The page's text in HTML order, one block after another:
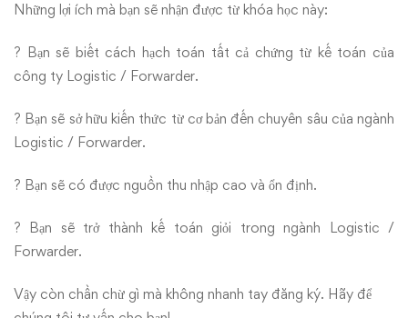
Những lợi ích mà bạn sẽ nhận được từ khóa học này:
? Bạn sẽ biết cách hạch toán tất cả chứng từ kế toán của
công ty Logistic / Forwarder.
? Bạn sẽ sở hữu kiến thức từ cơ bản đến chuyên sâu của ngành
Logistic / Forwarder.
? Bạn sẽ có được nguồn thu nhập cao và ổn định.
? Bạn sẽ trở thành kế toán giỏi trong ngành Logistic /
Forwarder.
Vậy còn chần chừ gì mà không nhanh tay đăng ký. Hãy để